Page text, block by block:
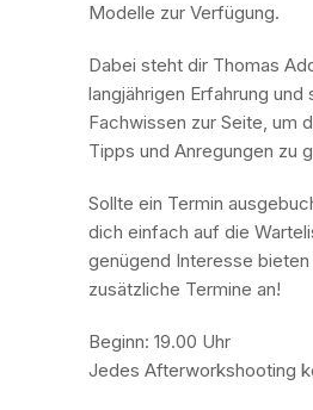
Modelle zur Verfügung.
Dabei steht dir Thomas
langjährigen Erfahrung und
Fachwissen zur Seite, um
Tipps und Anregungen zu
Sollte ein Termin
dich einfach auf die
genügend Interesse bieten
zusätzliche Termine an!
Beginn: 19.00 Uhr
Jedes Afterworkshooting